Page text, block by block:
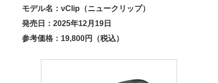
モデル名：νClip（ニュークリップ）
発売日：2025年12月19日
参考価格：19,800円（税込）